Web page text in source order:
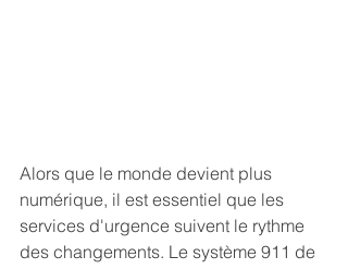
Alors que le monde devient plus
numérique, il est essentiel que les
services d'urgence suivent le rythme
des changements. Le système 911 de